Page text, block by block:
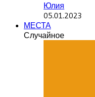
Юлия
05.01.2023
МЕСТА
Случайное